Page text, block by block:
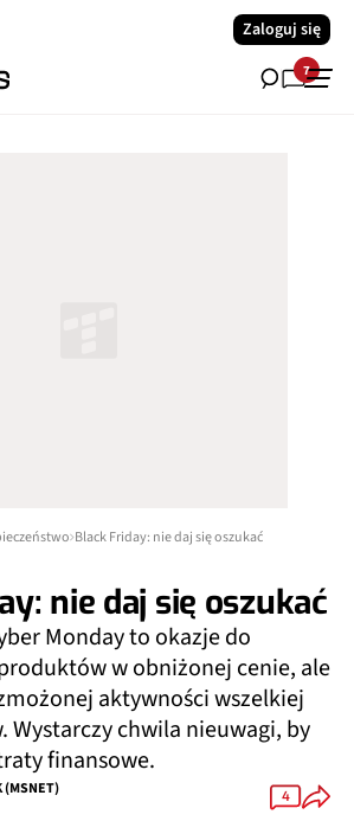
Zaloguj się
7
Black Friday: nie daj się oszukać
nie daj się oszukać
Monday to okazje do
w obniżonej cenie, ale
aktywności wszelkiej
Wystarczy chwila nieuwagi, by
finansowe.
(MSNET)
4